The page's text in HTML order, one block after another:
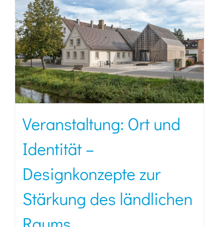
Veranstaltung: Ort und
Identität –
Designkonzepte zur
Stärkung des ländlichen